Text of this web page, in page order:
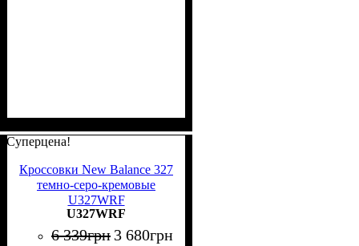
Суперцена!
Кроссовки New Balance 327
темно-серо-кремовые
U327WRF
U327WRF
6 339грн 3 680грн